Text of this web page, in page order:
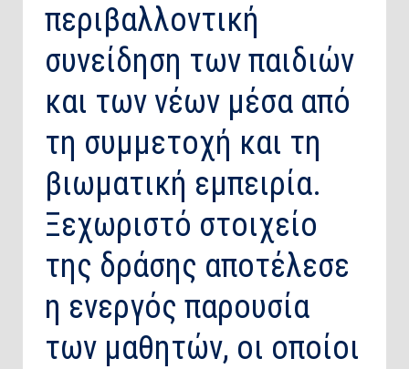
περιβαλλοντική
συνείδηση των παιδιών
και των νέων μέσα από
τη συμμετοχή και τη
βιωματική εμπειρία.
Ξεχωριστό στοιχείο
της δράσης αποτέλεσε
η ενεργός παρουσία
των μαθητών, οι οποίοι